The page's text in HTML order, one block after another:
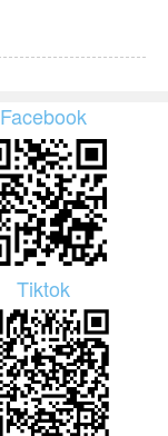
Facebook
Tiktok